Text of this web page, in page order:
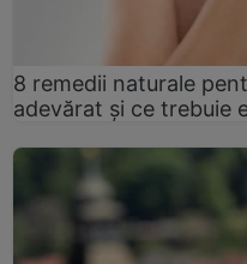
8 remedii naturale
adevărat și ce trebuie